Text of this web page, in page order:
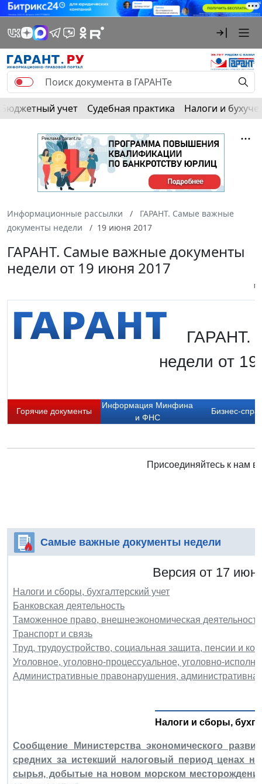
Бюджетный учет Судебная практика Налоги и
Информационные рассылки
ГАРАНТ. Самые важные
документы недели
19 июня 2017
ГАРАНТ. Самые важные документы
недели от 19 июня 2017
ГАРАНТ.
недели от
Горячие документы
Информация Минфина
и ФНС
Бизнес-
Присоединяйтесь к нам в:
Самые важные документы недели
Версия от 17
Налоги и сборы, бухгалтерский учет
Банковская деятельность
Таможенное право, внешнеэкономическая деятельность
Транспорт и связь
Труд, трудоустройство, социальная защита, пенсии и
Уголовное, уголовно-процессуальное, уголовно-
Административные правонарушения, административная
Налоги и сборы,
Сообщение Министерства экономического
средних за истекший налоговый период ценах
сырья, добытые на новом морском